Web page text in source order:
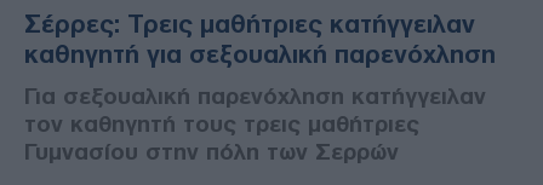
Σέρρες: Τρεις μαθήτριες κατήγγειλαν
καθηγητή για σεξουαλική παρενόχληση
Για σεξουαλική παρενόχληση κατήγγειλαν
τον καθηγητή τους τρεις μαθήτριες
Γυμνασίου στην πόλη των Σερρών